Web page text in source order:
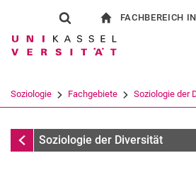
Suchformular
Suchbegriff
Suchen (öffnet
FACHBEREICH
Soziologie Fachgebiete Soziologie der
TeamSoziologie der Diversität